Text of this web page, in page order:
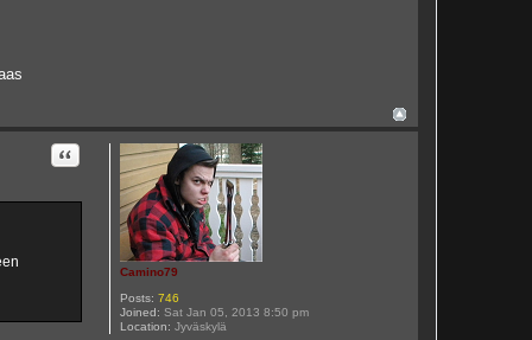
c
5
0
Camino79
Posts: 746
Joined: Sat Jan 05, 2013 8:50 pm
Location: Jyväskylä
Quote